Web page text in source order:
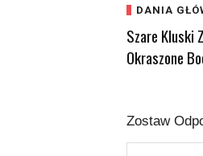
DANIA
Szare Kluski
Okraszone
Zostaw